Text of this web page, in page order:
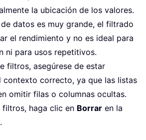
la ubicación de los valores.
datos es muy grande, el filtrado
el rendimiento y no es ideal para
ni para usos repetitivos.
filtros, asegúrese de estar
contexto correcto, ya que las listas
omitir filas o columnas ocultas.
filtros, haga clic en Borrar en la